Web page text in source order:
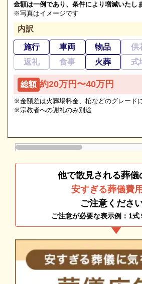
ご相談は無料で承ります
非日常的な葬儀のこと。初めての
のある方でもわからないことが多
も不安や心配事があれば、些細と
で理解が進めば、必要・不要の判
追加料金の心配がない総額費用を
桑名市斎場（おりづるの森
桑名市斎場（おりづるの森）の葬
ます。
桑名市斎場（おりづるの森
一般葬は、通夜・告別式を経て火
桑名市斎場（おりづるの森）には
葬に対応可能です。
火葬場併設ですので、葬儀から火
ムーズに執り行えます。
桑名市斎場（おりづるの
行うお葬式のことです。
桑名市斎場（おりづるの森）は告
金額は一例であり、条件により増減いたしま
※写真はイメージです
内訳
施行 車両 物品
供
返礼
食事 火葬 式
総額 約20万円〜40万円
※金額差は火葬場料金、棺などのグレードに
※宗教者への謝礼のみ別途
他で散見される葬儀
安すぎる葬儀費用
ご注意くださ
ご注意が必要な表示例：1式